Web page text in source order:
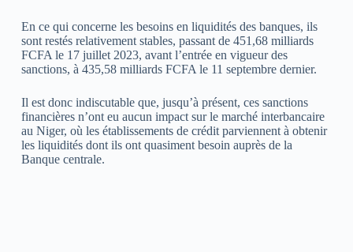
En ce qui concerne les besoins en liquidités des banques, ils
sont restés relativement stables, passant de 451,68 milliards
FCFA le 17 juillet 2023, avant l’entrée en vigueur des
sanctions, à 435,58 milliards FCFA le 11 septembre dernier.
Il est donc indiscutable que, jusqu’à présent, ces sanctions
financières n’ont eu aucun impact sur le marché interbancaire
au Niger, où les établissements de crédit parviennent à obtenir
les liquidités dont ils ont quasiment besoin auprès de la
Banque centrale.